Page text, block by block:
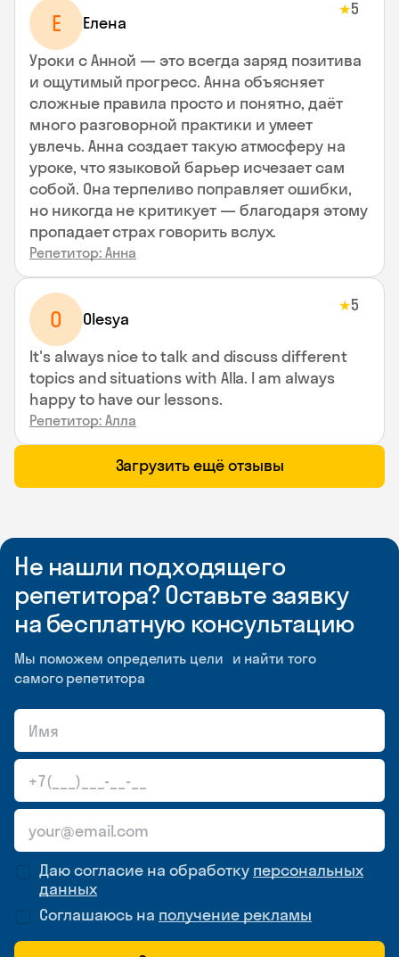
Е Елена
★5
Уроки с Анной — это всегда заряд позитива
и ощутимый прогресс. Анна объясняет
сложные правила просто и понятно, даёт
много разговорной практики и умеет
увлечь. Анна создает такую атмосферу на
уроке, что языковой барьер исчезает сам
собой. Она терпеливо поправляет ошибки,
но никогда не критикует — благодаря этому
пропадает страх говорить вслух.
Репетитор: Анна
O Olesya
★5
It's always nice to talk and discuss different
topics and situations with Alla. I am always
happy to have our lessons.
Репетитор: Алла
Загрузить ещё отзывы
Не нашли подходящего
репетитора? Оставьте заявку
на бесплатную консультацию
Мы поможем определить цели и найти того
самого репетитора
Даю согласие на обработку персональных
данных
Соглашаюсь на получение рекламы